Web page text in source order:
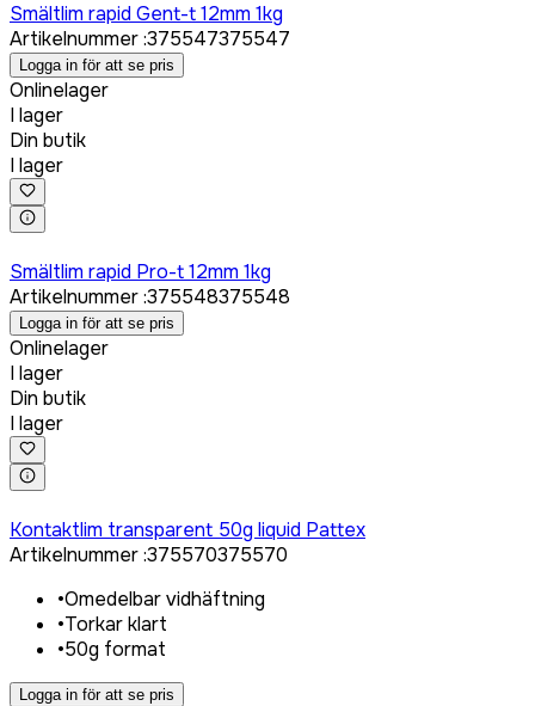
Smältlim rapid Gent-t 12mm 1kg
Artikelnummer:375547375547
Logga in för att se pris
Onlinelager
I lager
Din butik
I lager
Smältlim rapid Pro-t 12mm 1kg
Artikelnummer:375548375548
Logga in för att se pris
Onlinelager
I lager
Din butik
I lager
Kontaktlim transparent 50g liquid Pattex
Artikelnummer:375570375570
•Omedelbar vidhäftning
•Torkar klart
•50g format
Logga in för att se pris